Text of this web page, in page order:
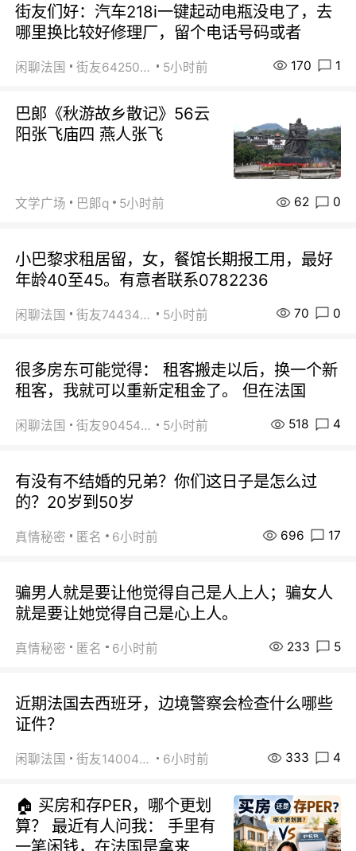
街友们好：汽车218i一键起动电瓶没电了，去
哪里换比较好修理厂，留个电话号码或者
闲聊法国 街友64250024 5小时前 170 1
巴郞《秋游故乡散记》56云
阳张飞庙四 燕人张飞
文学广场 巴郞q 5小时前 62 0
小巴黎求租居留，女，餐馆长期报工用，最好
年龄40至45。有意者联系0782236
闲聊法国 街友74434350 5小时前 70 0
很多房东可能觉得： 租客搬走以后，换一个新
租客，我就可以重新定租金了。 但在法国
闲聊法国 街友90454511 5小时前 518 4
有没有不结婚的兄弟？你们这日子是怎么过
的？20岁到50岁
真情秘密 匿名 6小时前 696 17
骗男人就是要让他觉得自己是人上人；骗女人
就是要让她觉得自己是心上人。
真情秘密 匿名 6小时前 233 5
近期法国去西班牙，边境警察会检查什么哪些
证件？
闲聊法国 街友14004820 6小时前 333 4
🏠 买房和存PER，哪个更划
算？ 最近有人问我： 手里有
一笔闲钱，在法国是拿来